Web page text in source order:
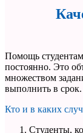
Помощь
постоянно. Это
множеством
выполнить в срок.
Кто и в каких
Студенты,